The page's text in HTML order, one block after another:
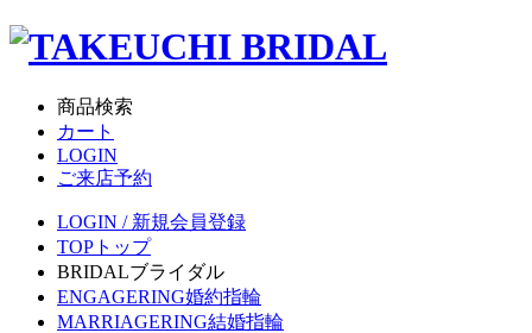
商品検索
カート
LOGIN
ご来店予約
LOGIN / 新規会員登録
TOP トップ
BRIDALブライダル
ENGAGERING婚約指輪
MARRIAGERING結婚指輪